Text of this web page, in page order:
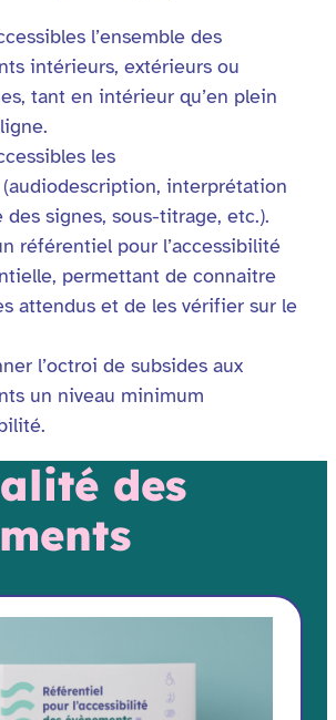
l’ensemble des
intérieurs, extérieurs ou
tant en intérieur qu’en plein
les
interprétation
des signes, sous-titrage, etc.).
référentiel pour l’accessibilité
permettant de connaitre
attendus et de les vérifier sur le
l’octroi de subsides aux
un niveau minimum
des